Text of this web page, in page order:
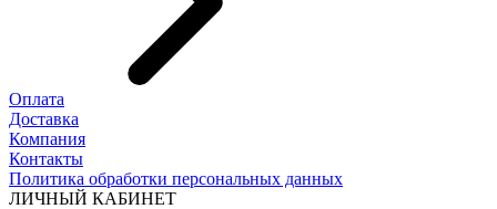
Оплата
Доставка
Компания
Контакты
Политика обработки персональных данных
ЛИЧНЫЙ КАБИНЕТ